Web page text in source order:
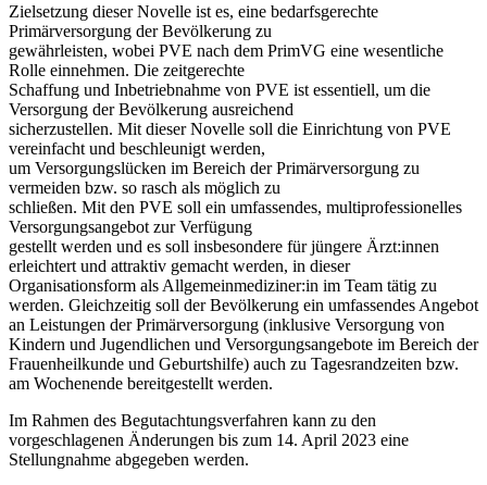
Zielsetzung dieser Novelle ist es, eine bedarfsgerechte
Primärversorgung der Bevölkerung zu
gewährleisten, wobei PVE nach dem PrimVG eine wesentliche
Rolle einnehmen. Die zeitgerechte
Schaffung und Inbetriebnahme von PVE ist essentiell, um die
Versorgung der Bevölkerung ausreichend
sicherzustellen. Mit dieser Novelle soll die Einrichtung von PVE
vereinfacht und beschleunigt werden,
um Versorgungslücken im Bereich der Primärversorgung zu
vermeiden bzw. so rasch als möglich zu
schließen. Mit den PVE soll ein umfassendes, multiprofessionelles
Versorgungsangebot zur Verfügung
gestellt werden und es soll insbesondere für jüngere Ärzt:innen
erleichtert und attraktiv gemacht werden, in dieser
Organisationsform als Allgemeinmediziner:in im Team tätig zu
werden. Gleichzeitig soll der Bevölkerung ein umfassendes Angebot
an Leistungen der Primärversorgung (inklusive Versorgung von
Kindern und Jugendlichen und Versorgungsangebote im Bereich der
Frauenheilkunde und Geburtshilfe) auch zu Tagesrandzeiten bzw.
am Wochenende bereitgestellt werden.
Im Rahmen des Begutachtungsverfahren kann zu den
vorgeschlagenen Änderungen bis zum 14. April 2023 eine
Stellungnahme abgegeben werden.